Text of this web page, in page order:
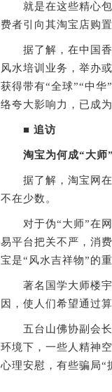
就是在这些精心包
费者引向其淘宝店购
据了解，在中国香
风水培训业务，举办
获得带有“全球”“中华
络夸大影响力，已成
■ 追访
淘宝为何成“大师”
据了解，淘宝网在
不在少数。
对于伪“大师”在网
易平台把关不严，消
宝是“风水吉祥物”的
著名国学大师楼宇
因，使人们希望通过
五台山佛协副会长
环境下，一些人精神
心理安慰，有些骗局“